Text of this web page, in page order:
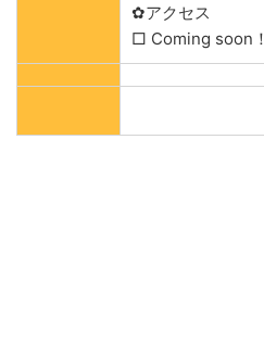
✿アクセス
□ Coming soon！